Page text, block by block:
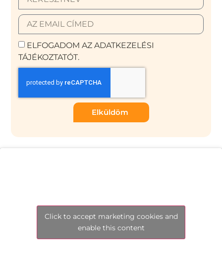
ELFOGADOM AZ ADATKEZELÉSI
TÁJÉKOZTATÓT.
Elküldöm
Click to accept marketing cookies and
enable this content